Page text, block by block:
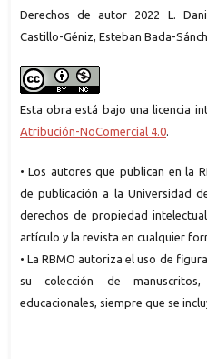
Derechos de autor 2022 L.
Castillo-Géniz, Esteban Bada-
Esta obra está bajo una licencia
Atribución-NoComercial 4.0.
• Los autores que publican en la
de publicación a la Universidad
derechos de propiedad
artículo y la revista en cualquier
• La RBMO autoriza el uso de
su colección de
educacionales, siempre que se